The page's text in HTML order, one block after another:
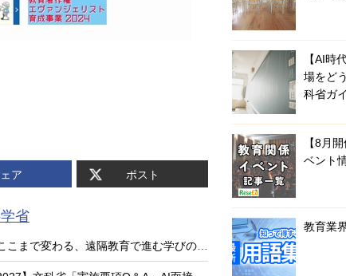
ア ポスト
省
【AI時
場をど
科省ガ
【8月
ベント
教育業